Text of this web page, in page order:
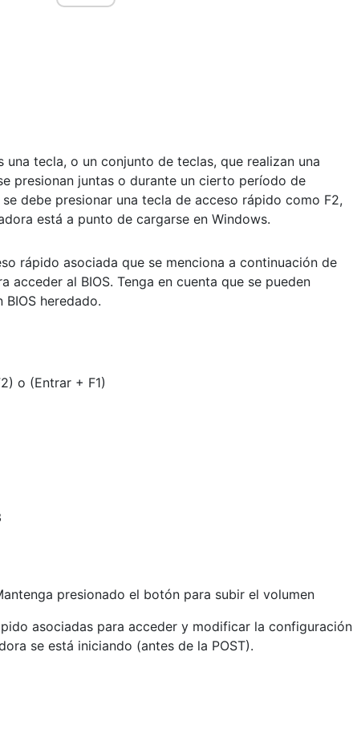
una tecla, o un conjunto de teclas, que realizan una
presionan juntas o durante un cierto período de
debe presionar una tecla de acceso rápido como F2,
está a punto de cargarse en Windows.
rápido asociada que se menciona a continuación de
acceder al BIOS. Tenga en cuenta que se pueden
heredado.
o (Entrar + F1)
presionado el botón para subir el volumen
asociadas para acceder y modificar la configuración
se está iniciando (antes de la POST).